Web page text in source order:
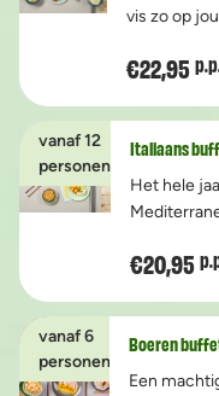
vis zo op
€22,95
vanaf 12
personen
Italiaans
Het hele
€20,95
vanaf 6
personen
Boeren
Een